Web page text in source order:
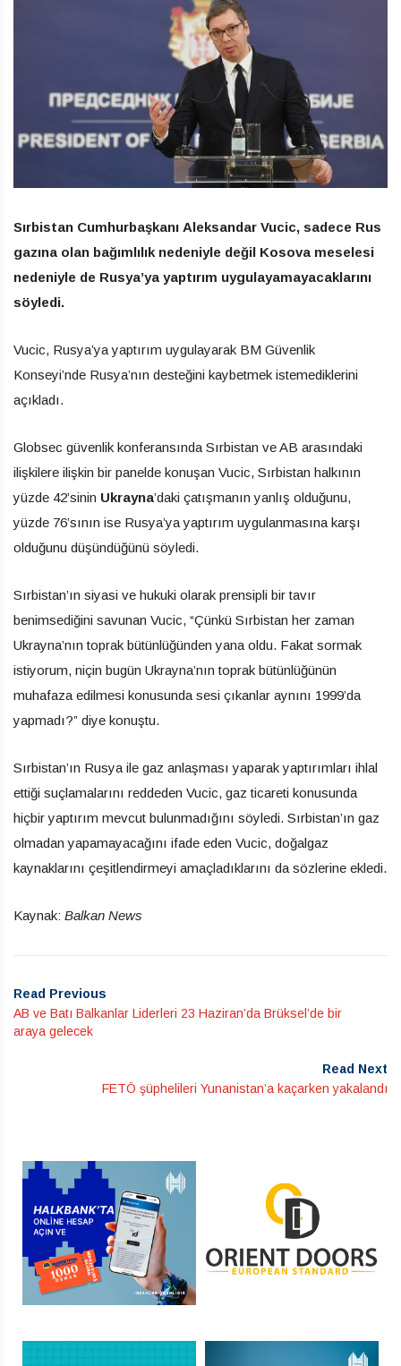
Sırbistan Cumhurbaşkanı Aleksandar Vucic, sadece Rus
gazına olan bağımlılık nedeniyle değil Kosova meselesi
nedeniyle de Rusya’ya yaptırım uygulayamayacaklarını
söyledi.
Vucic, Rusya’ya yaptırım uygulayarak BM Güvenlik
Konseyi’nde Rusya’nın desteğini kaybetmek istemediklerini
açıkladı.
Globsec güvenlik konferansında Sırbistan ve AB arasındaki
ilişkilere ilişkin bir panelde konuşan Vucic, Sırbistan halkının
yüzde 42’sinin Ukrayna’daki çatışmanın yanlış olduğunu,
yüzde 76’sının ise Rusya’ya yaptırım uygulanmasına karşı
olduğunu düşündüğünü söyledi.
Sırbistan’ın siyasi ve hukuki olarak prensipli bir tavır
benimsediğini savunan Vucic, “Çünkü Sırbistan her zaman
Ukrayna’nın toprak bütünlüğünden yana oldu. Fakat sormak
istiyorum, niçin bugün Ukrayna’nın toprak bütünlüğünün
muhafaza edilmesi konusunda sesi çıkanlar aynını 1999’da
yapmadı?” diye konuştu.
Sırbistan’ın Rusya ile gaz anlaşması yaparak yaptırımları ihlal
ettiği suçlamalarını reddeden Vucic, gaz ticareti konusunda
hiçbir yaptırım mevcut bulunmadığını söyledi. Sırbistan’ın gaz
olmadan yapamayacağını ifade eden Vucic, doğalgaz
kaynaklarını çeşitlendirmeyi amaçladıklarını da sözlerine ekledi.
Kaynak: Balkan News
Read Previous
AB ve Batı Balkanlar Liderleri 23 Haziran’da Brüksel’de bir
araya gelecek
Read Next
FETÖ şüphelileri Yunanistan’a kaçarken yakalandı